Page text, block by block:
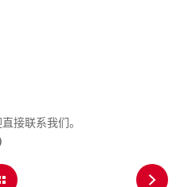
接联系我们。